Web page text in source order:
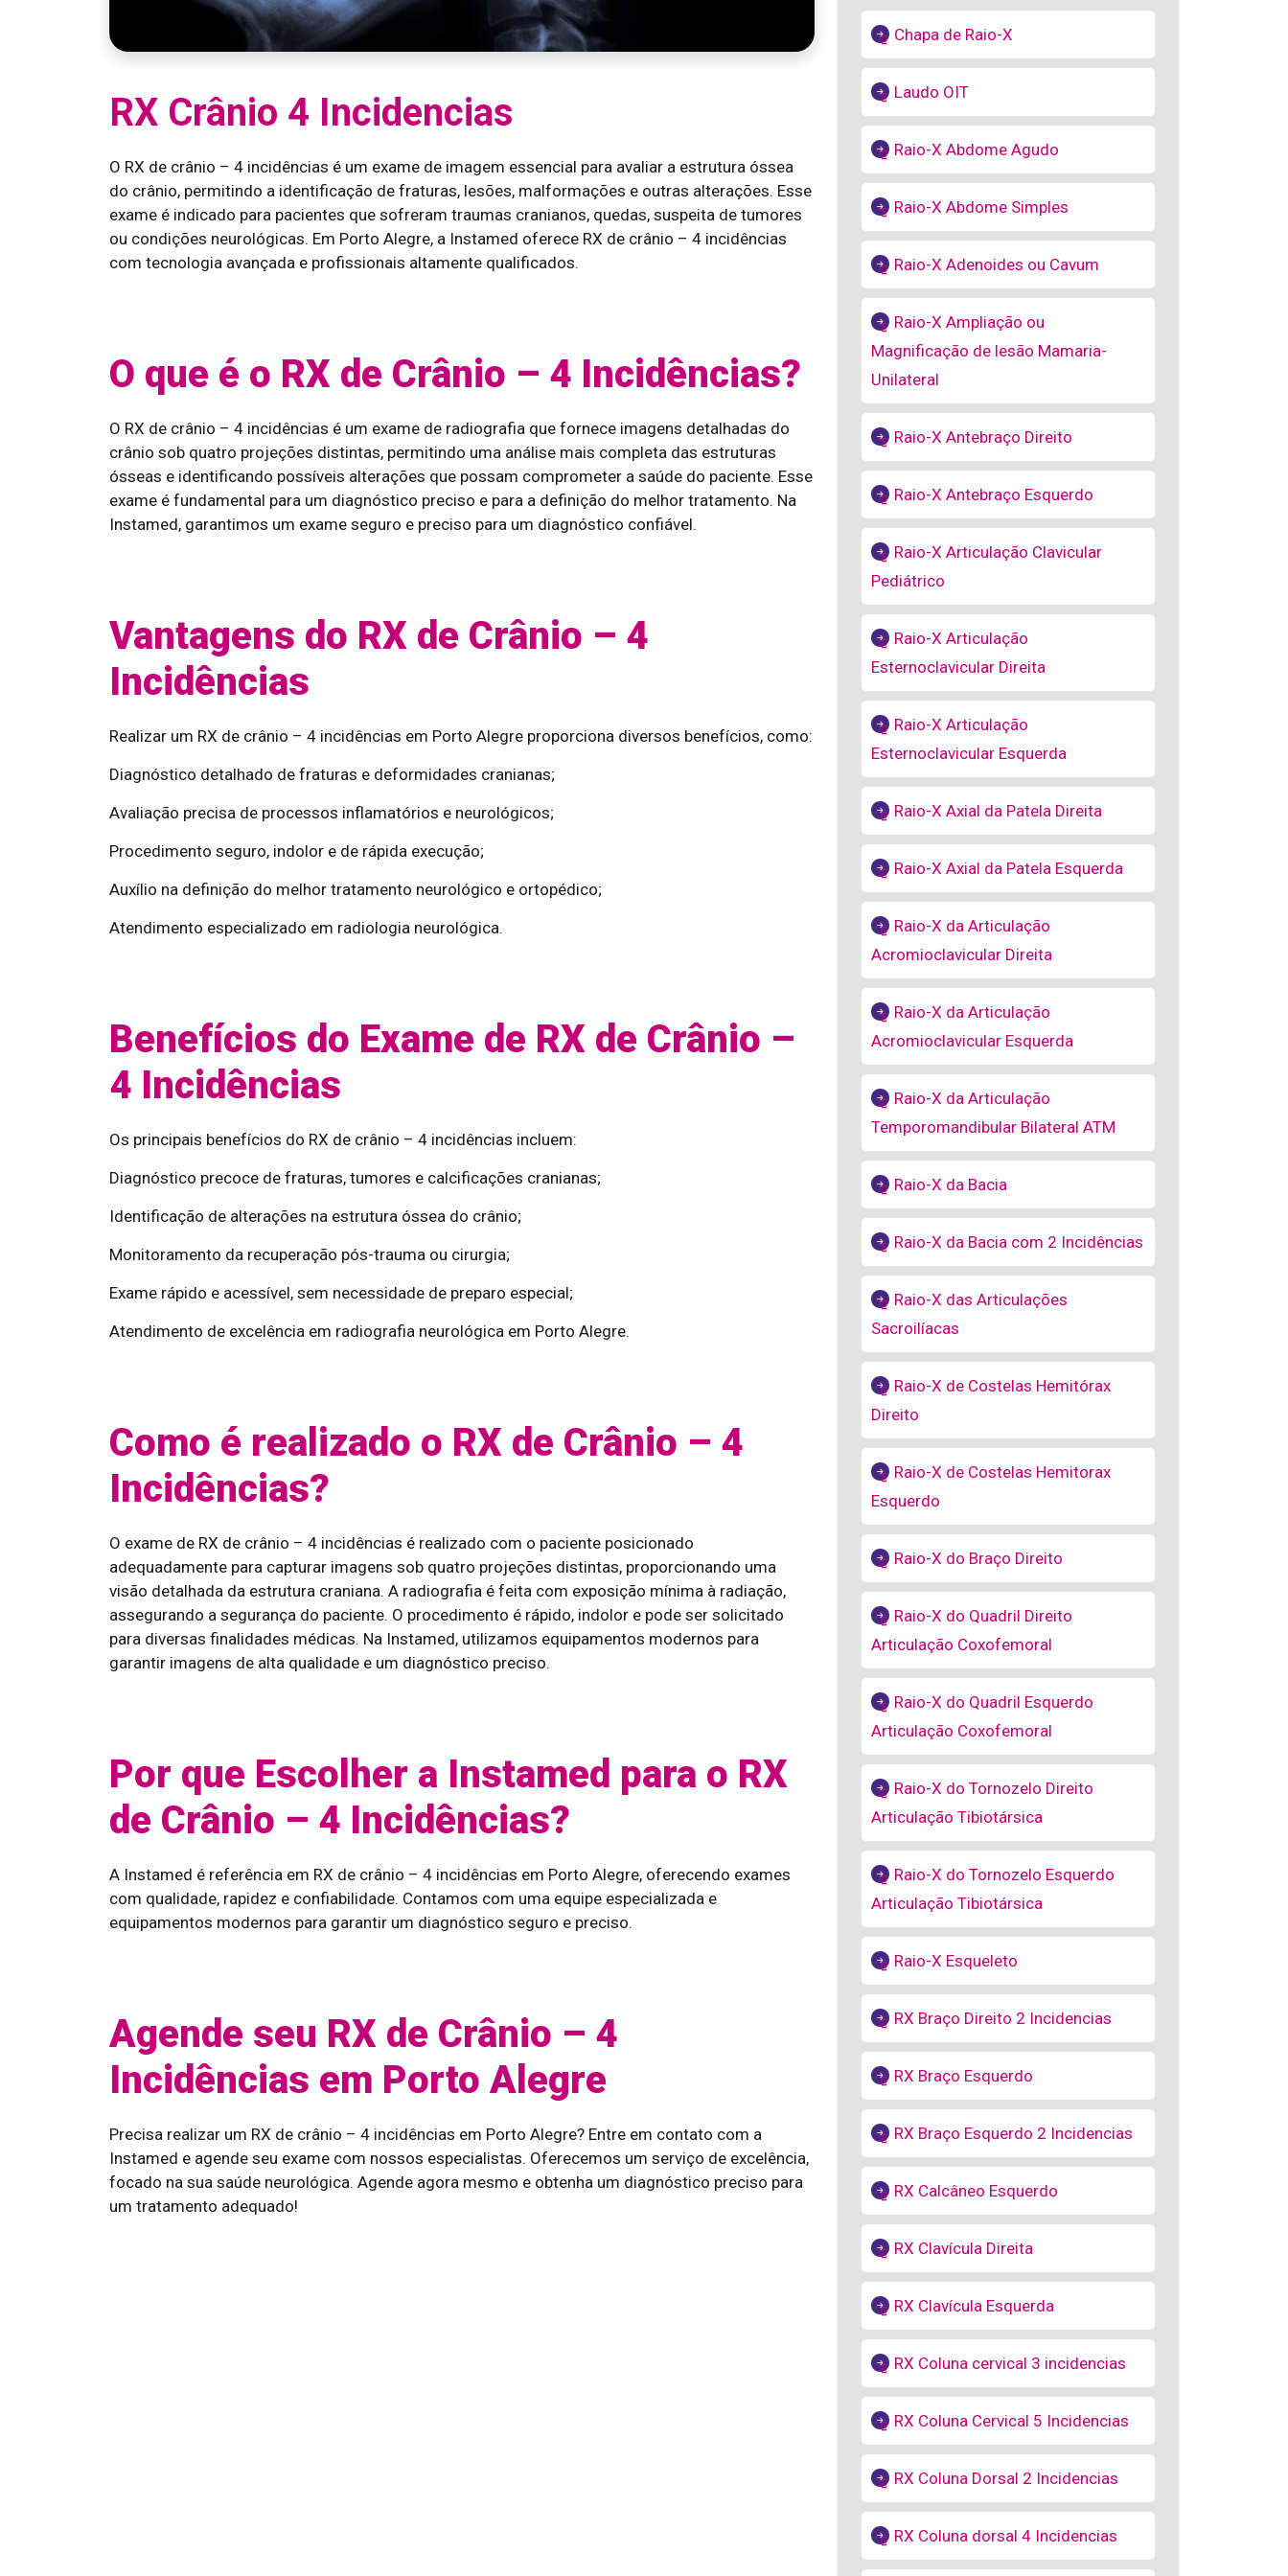
RX Crânio 4 Incidencias
O RX de crânio – 4 incidências é um exame de imagem essencial para avaliar a estrutura óssea
do crânio, permitindo a identificação de fraturas, lesões, malformações e outras alterações. Esse
exame é indicado para pacientes que sofreram traumas cranianos, quedas, suspeita de tumores
ou condições neurológicas. Em Porto Alegre, a Instamed oferece RX de crânio – 4 incidências
com tecnologia avançada e profissionais altamente qualificados.
O que é o RX de Crânio – 4 Incidências?
O RX de crânio – 4 incidências é um exame de radiografia que fornece imagens detalhadas do
crânio sob quatro projeções distintas, permitindo uma análise mais completa das estruturas
ósseas e identificando possíveis alterações que possam comprometer a saúde do paciente. Esse
exame é fundamental para um diagnóstico preciso e para a definição do melhor tratamento. Na
Instamed, garantimos um exame seguro e preciso para um diagnóstico confiável.
Vantagens do RX de Crânio – 4
Incidências
Realizar um RX de crânio – 4 incidências em Porto Alegre proporciona diversos benefícios, como:
Diagnóstico detalhado de fraturas e deformidades cranianas;
Avaliação precisa de processos inflamatórios e neurológicos;
Procedimento seguro, indolor e de rápida execução;
Auxílio na definição do melhor tratamento neurológico e ortopédico;
Atendimento especializado em radiologia neurológica.
Benefícios do Exame de RX de Crânio –
4 Incidências
Os principais benefícios do RX de crânio – 4 incidências incluem:
Diagnóstico precoce de fraturas, tumores e calcificações cranianas;
Identificação de alterações na estrutura óssea do crânio;
Monitoramento da recuperação pós-trauma ou cirurgia;
Exame rápido e acessível, sem necessidade de preparo especial;
Atendimento de excelência em radiografia neurológica em Porto Alegre.
Como é realizado o RX de Crânio – 4
Incidências?
O exame de RX de crânio – 4 incidências é realizado com o paciente posicionado
adequadamente para capturar imagens sob quatro projeções distintas, proporcionando uma
visão detalhada da estrutura craniana. A radiografia é feita com exposição mínima à radiação,
assegurando a segurança do paciente. O procedimento é rápido, indolor e pode ser solicitado
para diversas finalidades médicas. Na Instamed, utilizamos equipamentos modernos para
garantir imagens de alta qualidade e um diagnóstico preciso.
Por que Escolher a Instamed para o RX
de Crânio – 4 Incidências?
A Instamed é referência em RX de crânio – 4 incidências em Porto Alegre, oferecendo exames
com qualidade, rapidez e confiabilidade. Contamos com uma equipe especializada e
equipamentos modernos para garantir um diagnóstico seguro e preciso.
Agende seu RX de Crânio – 4
Incidências em Porto Alegre
Precisa realizar um RX de crânio – 4 incidências em Porto Alegre? Entre em contato com a
Instamed e agende seu exame com nossos especialistas. Oferecemos um serviço de excelência,
focado na sua saúde neurológica. Agende agora mesmo e obtenha um diagnóstico preciso para
um tratamento adequado!
Chapa de Raio-X
Laudo OIT
Raio-X Abdome Agudo
Raio-X Abdome Simples
Raio-X Adenoides ou Cavum
Raio-X Ampliação ou
Magnificação de lesão Mamaria-
Unilateral
Raio-X Antebraço Direito
Raio-X Antebraço Esquerdo
Raio-X Articulação Clavicular
Pediátrico
Raio-X Articulação
Esternoclavicular Direita
Raio-X Articulação
Esternoclavicular Esquerda
Raio-X Axial da Patela Direita
Raio-X Axial da Patela Esquerda
Raio-X da Articulação
Acromioclavicular Direita
Raio-X da Articulação
Acromioclavicular Esquerda
Raio-X da Articulação
Temporomandibular Bilateral ATM
Raio-X da Bacia
Raio-X da Bacia com 2 Incidências
Raio-X das Articulações
Sacroilíacas
Raio-X de Costelas Hemitórax
Direito
Raio-X de Costelas Hemitorax
Esquerdo
Raio-X do Braço Direito
Raio-X do Quadril Direito
Articulação Coxofemoral
Raio-X do Quadril Esquerdo
Articulação Coxofemoral
Raio-X do Tornozelo Direito
Articulação Tibiotársica
Raio-X do Tornozelo Esquerdo
Articulação Tibiotársica
Raio-X Esqueleto
RX Braço Direito 2 Incidencias
RX Braço Esquerdo
RX Braço Esquerdo 2 Incidencias
RX Calcâneo Esquerdo
RX Clavícula Direita
RX Clavícula Esquerda
RX Coluna cervical 3 incidencias
RX Coluna Cervical 5 Incidencias
RX Coluna Dorsal 2 Incidencias
RX Coluna dorsal 4 Incidencias